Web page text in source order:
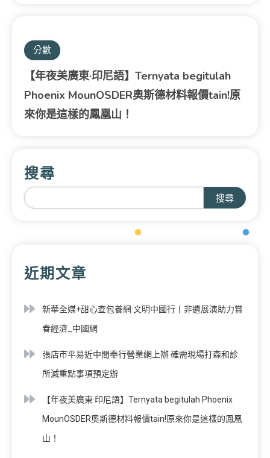
分數
【年夜美廣東·印尼語】Ternyata begitulah
Phoenix MounOSDER奧斯德材料報價tain!原
來你是這樣的鳳凰山！
搜尋
搜尋
近期文章
新華全媒+甜心查包養網·文明中國行丨非遺展演助力賞
春經濟_中國網
張店市平易近中間奉行營業網上辦 確需現場打森和診
所減重點事項預定辦
【年夜美廣東·印尼語】Ternyata begitulah Phoenix
MounOSDER奧斯德材料報價tain!原來你是這樣的鳳凰
山！